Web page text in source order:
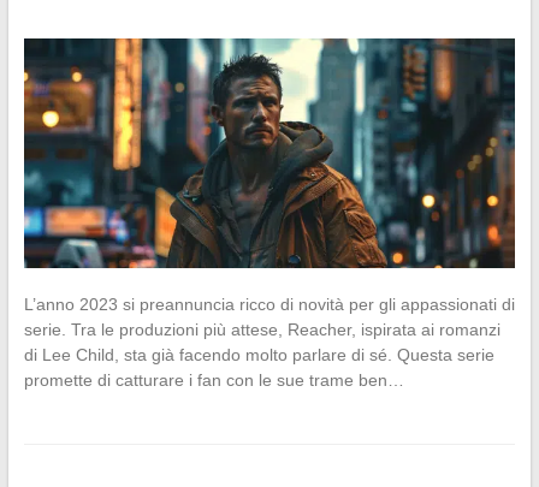
L’anno 2023 si preannuncia ricco di novità per gli appassionati di
serie. Tra le produzioni più attese, Reacher, ispirata ai romanzi
di Lee Child, sta già facendo molto parlare di sé. Questa serie
promette di catturare i fan con le sue trame ben…